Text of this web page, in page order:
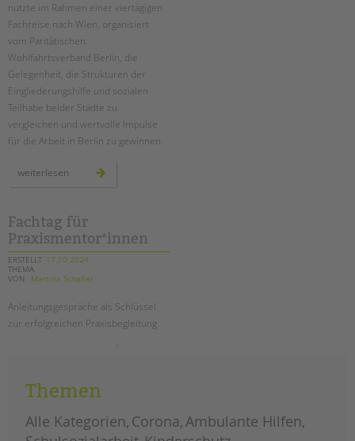
EINGLIEDERUNGSHILFE
BETREUTES WOHNEN
TANDEM BTL AKADEMIE
Zertfikatskurse
Seminarkalender
PROFIL | LEITBILD
Bereiche im Überblick
Kinder- und Jugendschutz
Unsere Videos
Gesellschafter VdK
schoolcoach BTL
Stellenangebote
tandem als Arbeitgeberin
nutzte im Rahmen einer viertägigen
Fachreise nach Wien, organisiert
vom Paritätischen
Wohlfahrtsverband Berlin, die
Gelegenheit, die Strukturen der
Eingliederungshilfe und sozialen
Teilhabe beider Städte zu
vergleichen und wertvolle Impulse
für die Arbeit in Berlin zu gewinnen.
weiterlesen fachlicher
austausch
berlin
–
erfahrungsbericht
Fachtag für
Praxismentor*innen
ERSTELLT 17.10.2024
THEMA
VON
Martina Schaller
Anleitungsgespräche als Schlüssel
zur erfolgreichen Praxisbegleitung
Themen
Alle Kategorien Corona Ambulante Hilfen